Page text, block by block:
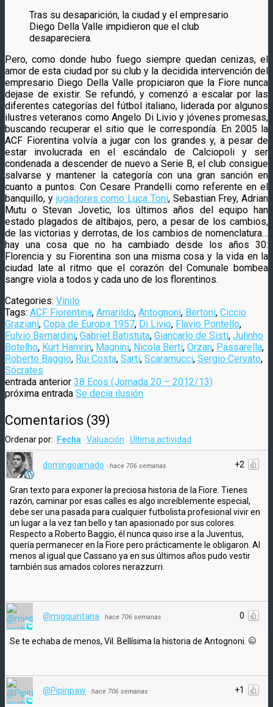
Tras su desaparición, la ciudad y el empresario
Diego Della Valle impidieron que el club
desapareciera.
Pero, como donde hubo fuego siempre quedan cenizas, el
amor de esta ciudad por su club y la decidida intervención del
empresario Diego Della Valle propiciaron que la Fiore nunca
dejase de existir. Se refundó, y comenzó a escalar por las
diferentes categorías del fútbol italiano, liderada por algunos
ilustres veteranos como Angelo Di Livio y jóvenes promesas,
buscando recuperar el sitio que le correspondía. En 2005 la
ACF Fiorentina volvía a jugar con los grandes y, a pesar de
estar involucrada en el escándalo de Calciopoli y ser
condenada a descender de nuevo a Serie B, el club consigue
salvarse y mantener la categoría con una gran sanción en
cuanto a puntos. Con Cesare Prandelli como referente en el
banquillo, y jugadores como Luca Toni, Sebastian Frey, Adrian
Mutu o Stevan Jovetic, los últimos años del equipo han
estado plagados de altibajos, pero, a pesar de los cambios,
de las victorias y derrotas, de los cambios de nomenclatura…
hay una cosa que no ha cambiado desde los años 30:
Florencia y su Fiorentina son una misma cosa y la vida en la
ciudad late al ritmo que el corazón del Comunale bombea
sangre viola a todos y cada uno de los florentinos.
Categories: Vinilo
Tags: ACF Fiorentina, Amarildo, Antognoni, Bertoni, Ciccio
Graziani, Copa de Europa 1957, Di Livio, Flavio Pontello,
Fulvio Bernardini, Gabriel Batistuta, Giancarlo de Sisti, Julinho
Botelho, Kurt Hamrin, Magnini, Nicola Berti, Orzan, Passarella,
Roberto Baggio, Rui Costa, Sarti, Scaramucci, Sergio Cervato,
Sócrates
entrada anterior 38 Ecos (Jornada 20 – 2012/13)
próxima entrada Se decía ilusión
Comentarios (39)
Ordenar por: Fecha Valuación Ultima actividad
+2
domingoamado · hace 706 semanas
Gran texto para exponer la preciosa historia de la Fiore. Tienes
razón, caminar por esas calles es algo increíblemente especial,
debe ser una pasada para cualquier futbolista profesional vivir en
un lugar a la vez tan bello y tan apasionado por sus colores.
Respecto a Roberto Baggio, él nunca quiso irse a la Juventus,
quería permanecer en la Fiore pero prácticamente le obligaron. Al
menos al igual que Cassano ya en sus últimos años pudo vestir
también sus amados colores nerazzurri.
0
@migquintana · hace 706 semanas
Se te echaba de menos, Vil. Bellísima la historia de Antognoni.
+1
@Pipiripaw · hace 706 semanas